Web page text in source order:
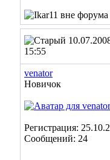
15:55
venator
Новичок
Регистрация:
Сообщений: 24